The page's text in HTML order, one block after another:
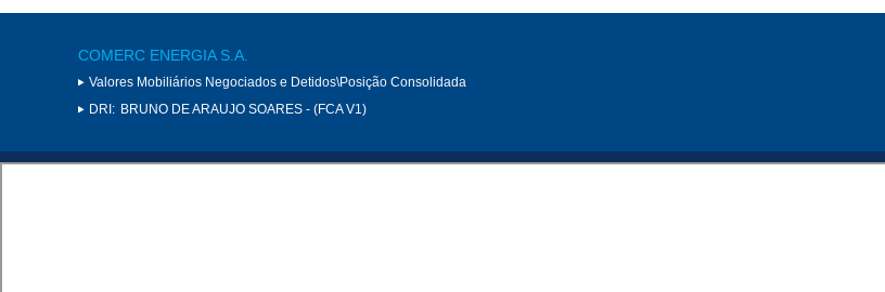
COMERC ENERGIA S.A.
Valores Mobiliários Negociados e Detidos\Posição Consolidada
DRI: BRUNO DE ARAUJO SOARES - (FCA V1)